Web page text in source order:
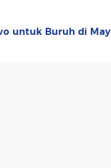
untuk Buruh di May